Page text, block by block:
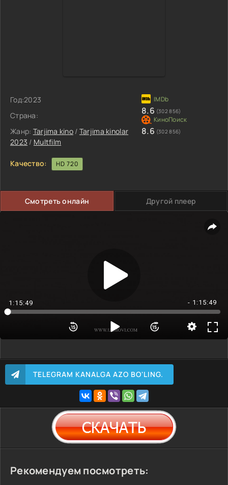
Год:2023
Страна:
Жанр: Tarjima kino / Tarjima kinolar
2023 / Multfilm
8.6 (302 856)
8.6 (302 856)
Качество: HD 720
Смотреть онлайн Другой плеер
1:15:49 - 1:15:49
TELEGRAM KANALGA AZO BO'LING.
Рекомендуем посмотреть: